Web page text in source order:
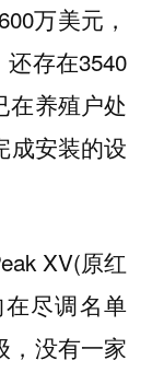
万美元，
存在3540
在养殖户处
成安装的设
XV(原红
尽调名单
，没有一家